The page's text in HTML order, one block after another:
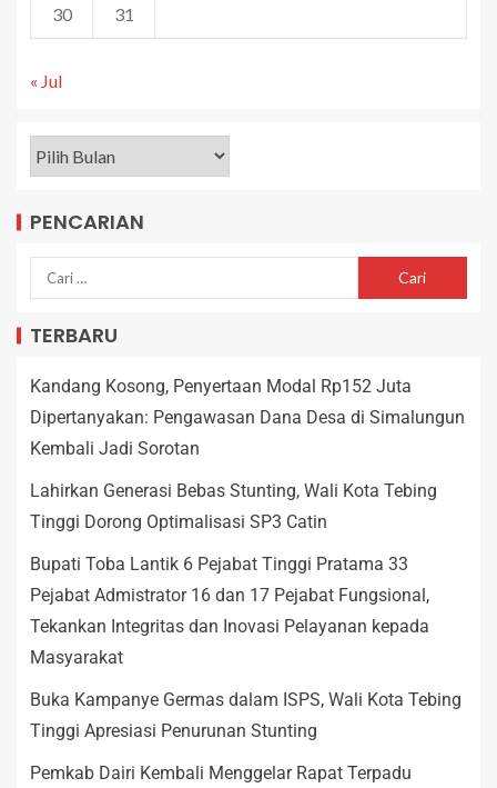
30 31
« Jul
PENCARIAN
TERBARU
Kandang Kosong, Penyertaan Modal Rp152 Juta
Dipertanyakan: Pengawasan Dana Desa di Simalungun
Kembali Jadi Sorotan
Lahirkan Generasi Bebas Stunting, Wali Kota Tebing
Tinggi Dorong Optimalisasi SP3 Catin
Bupati Toba Lantik 6 Pejabat Tinggi Pratama 33
Pejabat Admistrator 16 dan 17 Pejabat Fungsional,
Tekankan Integritas dan Inovasi Pelayanan kepada
Masyarakat
Buka Kampanye Germas dalam ISPS, Wali Kota Tebing
Tinggi Apresiasi Penurunan Stunting
Pemkab Dairi Kembali Menggelar Rapat Terpadu